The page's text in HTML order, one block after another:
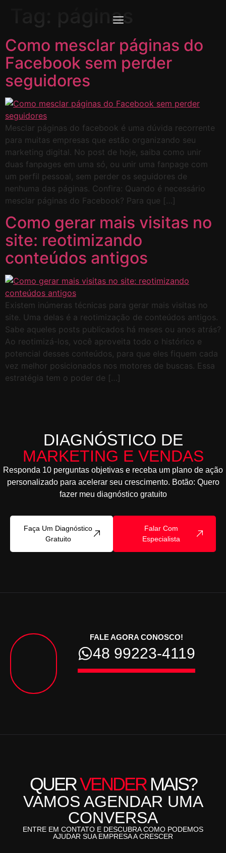
páginas
Como mesclar páginas do
Facebook sem perder
seguidores
Mesclar páginas do facebook é uma dúvida recorrente
para muitas empresas que estão organizando seu
marketing digital. No post de hoje, saiba como unir
duas fanpages em uma só, ou unir uma fanpage com
um perfil pessoal, sem perder os seguidores de
nenhuma das páginas. Confira: Quando é necessário
mesclar páginas do Facebook? Para que […]
Como gerar mais visitas no
site: reotimizando
conteúdos antigos
Existem inúmeras técnicas para gerar mais visitas no
site. Uma delas é a reotimização de conteúdos antigos.
Sabe aqueles posts publicados há meses ou anos atrás?
Ao reotimizá-los, você aproveita todo o histórico e
potencial desses conteúdos, para que eles fiquem cada
vez melhor posicionados nos motores de buscas. Essa
estratégia tem o poder de […]
DIAGNÓSTICO DE
MARKETING E VENDAS
Responda 10 perguntas objetivas e receba um plano de ação
personalizado para acelerar seu crescimento. Botão: Quero
fazer meu diagnóstico gratuito
Faça Um Diagnóstico
Gratuito
Falar Com
Especialista
FALE AGORA CONOSCO!
48 99223-4119
QUERVENDERMAIS?
VAMOS AGENDAR UMA
CONVERSA
ENTRE EM CONTATO E DESCUBRA COMO PODEMOS
AJUDAR SUA EMPRESA A CRESCER